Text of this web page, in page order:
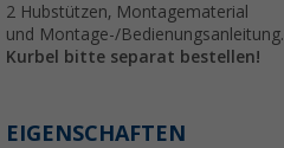
2 Hubstützen, Montagematerial
und Montage-/Bedienungsanleitung.
Kurbel bitte separat bestellen!
EIGENSCHAFTEN